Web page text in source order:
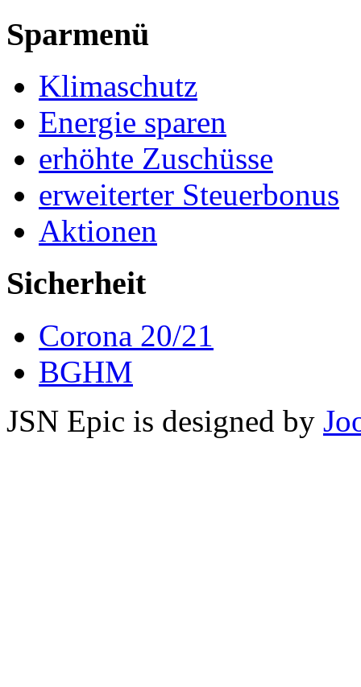
Sparmenü
Klimaschutz
Energie sparen
erhöhte Zuschüsse
erweiterter Steuerbonus
Aktionen
Sicherheit
Corona 20/21
BGHM
JSN Epic is designed by